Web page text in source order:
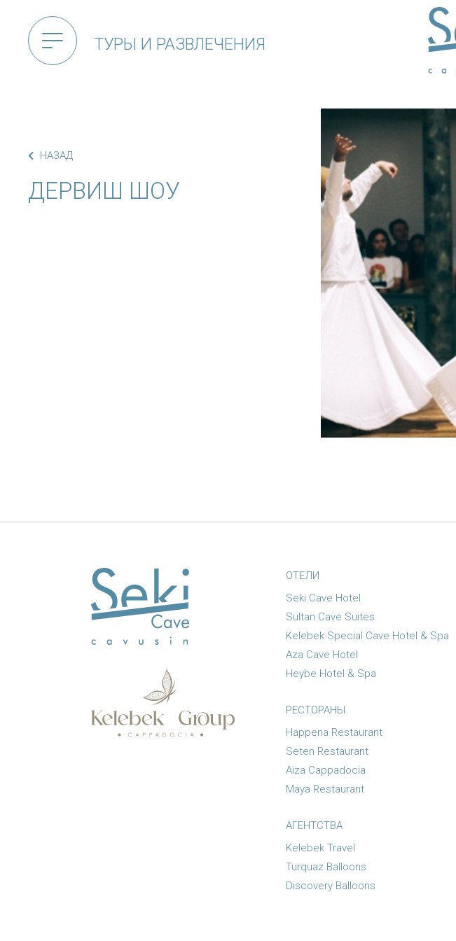
ТУРЫ И РАЗВЛЕЧЕНИЯ
НАЗАД
ДЕРВИШ ШОУ
ОТЕЛИ
Seki Cave Hotel
Sultan Cave Suites
Kelebek Special Cave Hotel & Spa
Aza Cave Hotel
Heybe Hotel & Spa
РЕСТОРАНЫ
Happena Restaurant
Seten Restaurant
Aiza Cappadocia
Maya Restaurant
АГЕНТСТВА
Kelebek Travel
Turquaz Balloons
Discovery Balloons